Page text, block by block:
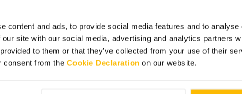
content and ads, to provide social media features and to
site with our social media, advertising and analytics partners
to them or that they’ve collected from your use of their
consent from the Cookie Declaration on our website.
limitadas. Llega con tiempo para
la política de fotografía y de